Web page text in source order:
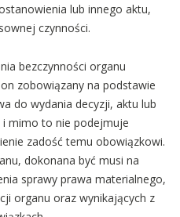
lub innego aktu,
czynności.
bezczynności organu
zobowiązany na podstawie
do wydania decyzji, aktu lub
i mimo to nie podejmuje
zadość temu obowiązkowi.
dokonana być musi na
sprawy prawa materialnego,
organu oraz wynikających z